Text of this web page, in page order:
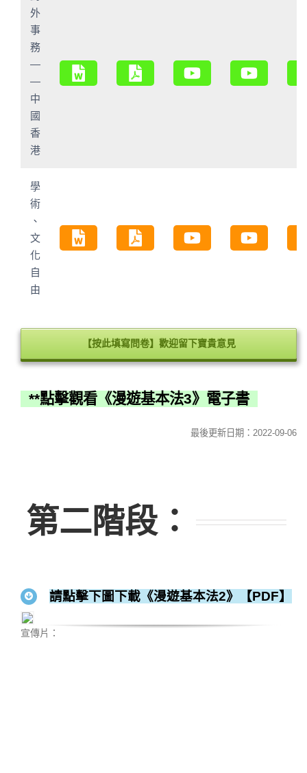
外
事
務
—
—
中
國
香
港
學
術
、
文
化
自
由
【按此填寫問卷】歡迎留下寶貴意見
**點擊觀看《漫遊基本法3》電子書
最後更新日期：2022-09-06
第二階段：
請點擊下圖下載《漫遊基本法2》【PDF】
宣傳片：